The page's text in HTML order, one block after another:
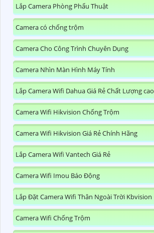
Lắp Camera Phòng Phẩu Thuật
Camera có chống trộm
Camera Cho Công Trình Chuyên Dụng
Camera Nhìn Màn Hình Máy Tính
Lắp Camera Wifi Dahua Giá Rẻ Chất Lượng cao
Camera Wifi Hikvision Chống Trộm
Camera Wifi Hikvision Giá Rẻ Chính Hãng
Lắp Camera Wifi Vantech Giá Rẻ
Camera Wifi Imou Báo Động
Lắp Đặt Camera Wifi Thân Ngoài Trời Kbvision
Camera Wifi Chống Trộm